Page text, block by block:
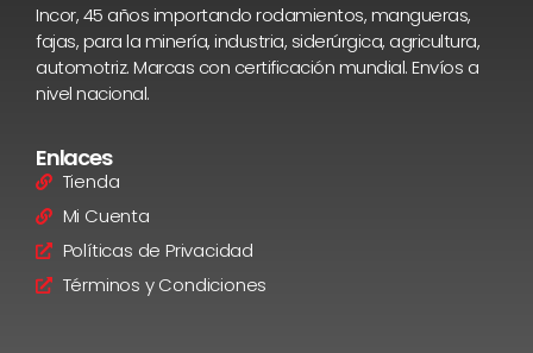
Incor, 45 años importando rodamientos, mangueras,
fajas, para la minería, industria, siderúrgica, agricultura,
automotriz. Marcas con certificación mundial. Envíos a
nivel nacional.
Enlaces
Tienda
Mi Cuenta
Políticas de Privacidad
Términos y Condiciones